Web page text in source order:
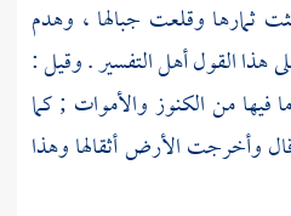
ثمارها وقلعت جبالها ، وهدم
هذا القول أهل التفسير . وقيل :
من الكنوز والأموات ; كما
وأخرجت الأرض أثقالها وهذا